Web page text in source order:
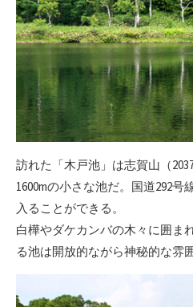
訪れた「木戸池」は志賀山（
1600mの小さな池だ。国道292
入ることができる。
白樺やダケカンバの木々に囲ま
る池は開放的ながら神秘的な雰